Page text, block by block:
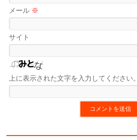
メール ※
サイト
上に表示された文字を入力してください。